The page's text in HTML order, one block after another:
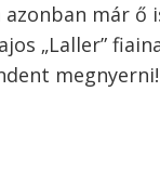
már
„Laller”
megnyerni!